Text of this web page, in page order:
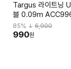
Targus 라이트닝
블 0.09m
85% ↓ 6,900
990원